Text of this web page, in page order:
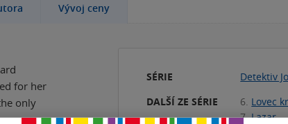
Vývoj ceny
for her
only
SÉRIE Detektiv
DALŠÍ ZE SÉRIE
6. Lovec
7. Lazar